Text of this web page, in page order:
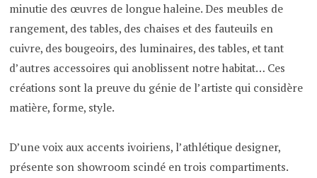
minutie des œuvres de longue haleine. Des meubles de
rangement, des tables, des chaises et des fauteuils en
cuivre, des bougeoirs, des luminaires, des tables, et tant
d’autres accessoires qui anoblissent notre habitat… Ces
créations sont la preuve du génie de l’artiste qui considère
matière, forme, style.
D’une voix aux accents ivoiriens, l’athlétique designer,
présente son showroom scindé en trois compartiments.